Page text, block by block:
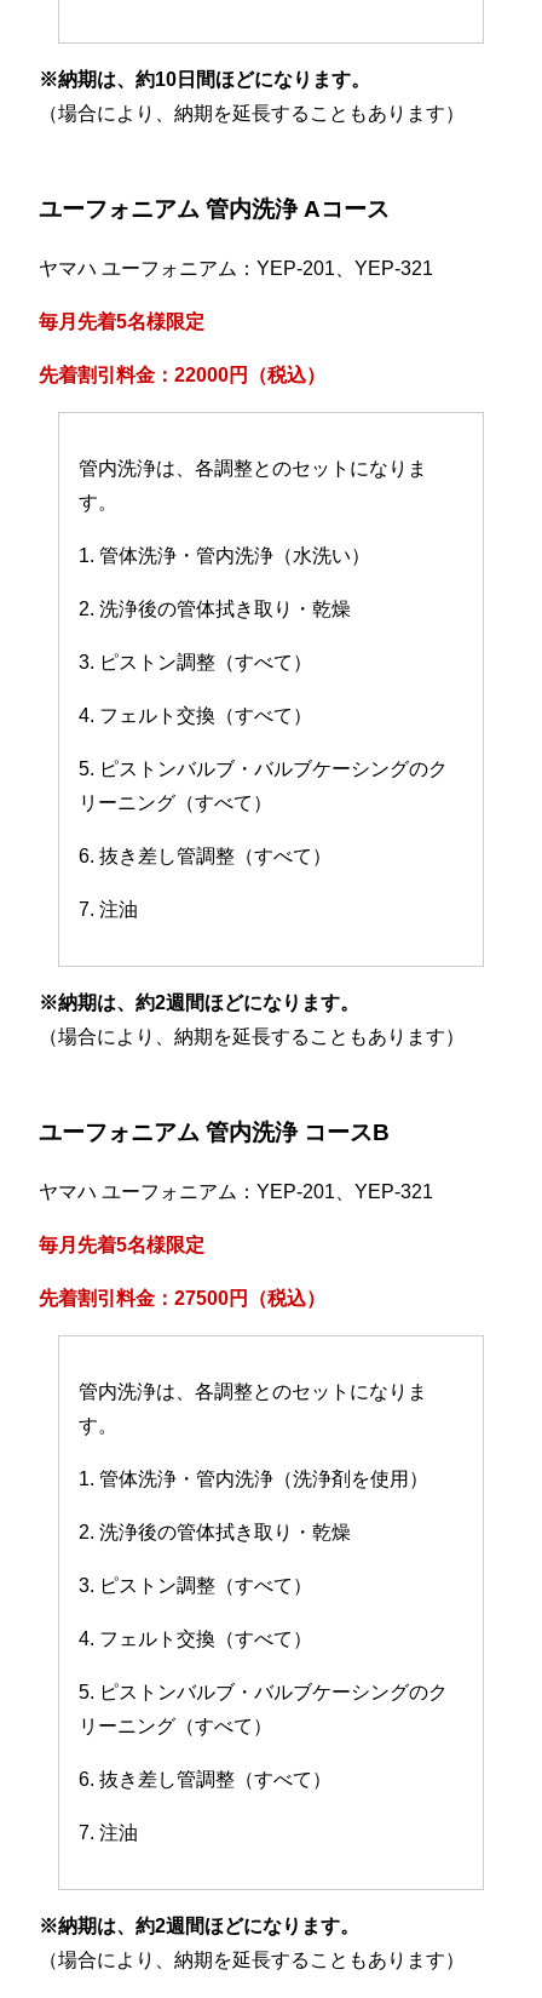
※納期は、約10日間ほどになります。
（場合により、納期を延長することもあります）
ユーフォニアム 管内洗浄 Aコース
ヤマハ ユーフォニアム：YEP-201、YEP-321
毎月先着5名様限定
先着割引料金：22000円（税込）
管内洗浄は、各調整とのセットになりま
す。
1. 管体洗浄・管内洗浄（水洗い）
2. 洗浄後の管体拭き取り・乾燥
3. ピストン調整（すべて）
4. フェルト交換（すべて）
5. ピストンバルブ・バルブケーシングのク
リーニング（すべて）
6. 抜き差し管調整（すべて）
7. 注油
※納期は、約2週間ほどになります。
（場合により、納期を延長することもあります）
ユーフォニアム 管内洗浄 コースB
ヤマハ ユーフォニアム：YEP-201、YEP-321
毎月先着5名様限定
先着割引料金：27500円（税込）
管内洗浄は、各調整とのセットになりま
す。
1. 管体洗浄・管内洗浄（洗浄剤を使用）
2. 洗浄後の管体拭き取り・乾燥
3. ピストン調整（すべて）
4. フェルト交換（すべて）
5. ピストンバルブ・バルブケーシングのク
リーニング（すべて）
6. 抜き差し管調整（すべて）
7. 注油
※納期は、約2週間ほどになります。
（場合により、納期を延長することもあります）